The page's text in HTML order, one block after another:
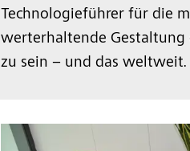
Technologieführer für die
werterhaltende Gestaltung
zu sein – und das weltweit.